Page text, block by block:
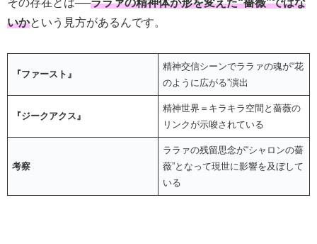
その存在とは──ララァの精神体が形を変えた“薔薇”ではな
いかという見方があるんです。
『ファースト』
精神交信シーンでララァの魂が“花
のように広がる”演出
『ジークアクス』
精神世界＝キラキラ空間と薔薇の
リンクが示唆されている
考察
ララァの残留思念が“シャロンの薔
薇”となって現世に影響を及ぼして
いる